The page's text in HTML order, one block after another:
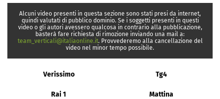
Alcuni video presenti in questa sezione sono stati presi da internet,
quindi valutati di pubblico dominio. Se i soggetti presenti in questi
video o gli autori avessero qualcosa in contrario alla pubblicazione,
basterà fare richiesta di rimozione inviando una mail a:
team_verticali@italiaonline.it. Provvederemo alla cancellazione del
video nel minor tempo possibile.
Verissimo Tg4
Rai 1 Mattina